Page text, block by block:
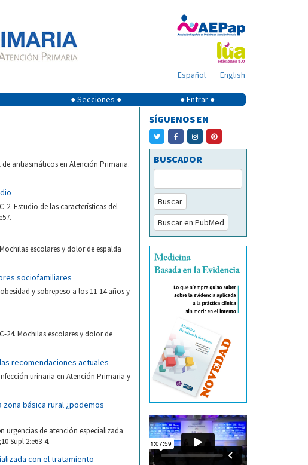
English
Español
● Secciones ● ● Entrar ●
antiasmáticos en Atención Primaria.
2. Estudio de las características del
escolares y dolor de espalda
sociofamiliares
y sobrepeso a los 11-14 años y
24. Mochilas escolares y dolor de
recomendaciones actuales
urinaria en Atención Primaria y
básica rural ¿podemos
urgencias de atención especializada
Supl 2:e63-4.
con el tratamiento
SÍGUENOS EN
BUSCADOR
Buscar
Buscar en PubMed